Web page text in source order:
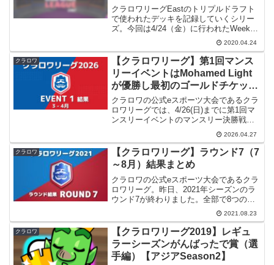
ン】
クラロワリーグEastのトリプルドラフト
で使われたデッキを記録していくシリー
ズ。今回は4/24（金）に行われたWeek4
Day1の3対戦です。放送アーカイブこの
日の対戦は下記の放送アーカイブで見る
ことができます。2020 クラロワリーグ ...
2020.04.24
クラロワ
【クラロワリーグ】第1回マンス
リーイベントはMohamed Light
が優勝し最初のゴールドチケット
を獲得！
クラロワの公式eスポーツ大会であるクラ
ロワリーグでは、4/26(日)までに第1回マ
ンスリーイベントのマンスリー決勝戦が
行われました。本記事ではその結果をま
とめたいと思います。今年のクラロワリ
ーグについて今年のクラロワリーグを簡
単に説明すると...
2026.04.27
クラロワ
【クラロワリーグ】ラウンド7（7
～8月）結果まとめ
クラロワの公式eスポーツ大会であるクラ
ロワリーグ。昨日、2021年シーズンのラ
ウンド7が終わりました。全部で8つのラ
ウンドがある中の7つが終わったことにな
ります。本記事ではこのラウンド7の結果
をまとめてみたいと思います。先月のラ
ウンド6につ...
2021.08.23
クラロワ
【クラロワリーグ2019】レギュ
ラーシーズンがんばったで賞（選
手編）【アジアSeason2】